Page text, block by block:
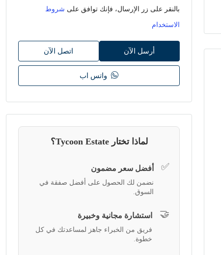
بالنقر على زر الإرسال، فإنك توافق على شروط
الاستخدام
أرسل الآن اتصل الآن
واتس اب
لماذا تختار Tycoon Estate؟
✅ أفضل سعر مضمون
نضمن لك الحصول على أفضل صفقة في
السوق.
🤝 استشارة مجانية وخبيرة
فريق من الخبراء جاهز لمساعدتك في كل
خطوة.